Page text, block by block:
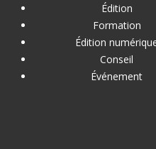
Édition
Formation
Édition
Conseil
Événement